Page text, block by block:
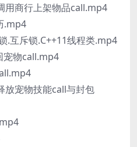
用商行上架物品call.mp4
.mp4
.互斥锁.C++11线程类.mp4
宠物call.mp4
放宠物技能call与封包